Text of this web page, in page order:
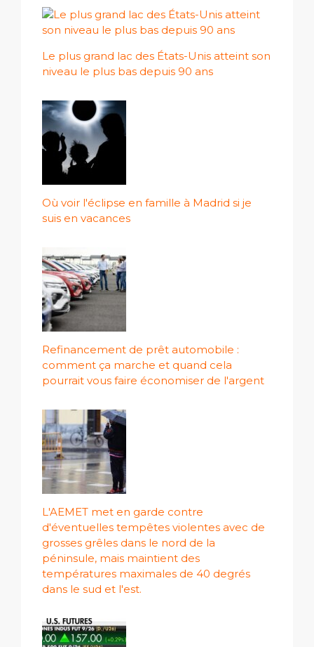
Le plus grand lac des États-Unis atteint son
niveau le plus bas depuis 90 ans
Où voir l'éclipse en famille à Madrid si je
suis en vacances
Refinancement de prêt automobile :
comment ça marche et quand cela
pourrait vous faire économiser de l'argent
L'AEMET met en garde contre
d'éventuelles tempêtes violentes avec de
grosses grêles dans le nord de la
péninsule, mais maintient des
températures maximales de 40 degrés
dans le sud et l'est.